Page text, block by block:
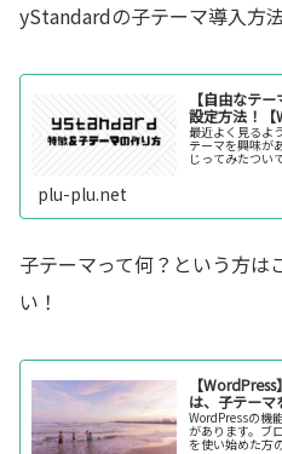
yStandardの子テーマ導入方
【自由なテ
設定方法！【
最近よく見るよ
テーマを興味が
じってみたつい
plu-plu.net
子テーマって何？という方は
い！
【
は、子テーマ
WordPressの機
があります。ブ
を使い始めた方